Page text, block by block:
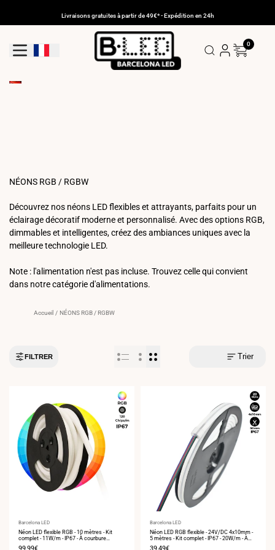
Livraisons gratuites à partir de 49€* - Expédition en 24h
Bouton De Géolocalisation: France
0
NÉONS RGB / RGBW
Découvrez nos néons LED flexibles et attrayants, parfaits pour un
éclairage décoratif moderne et personnalisé. Avec des options RGB,
dimmables et intelligentes, créez des ambiances uniques avec la
meilleure technologie LED.
Note : l'alimentation n'est pas incluse. Trouvez celle qui convient
dans notre catégorie d'alimentations.
Accueil / NÉONS RGB / RGBW
FILTRER Trier
Fournisseur
:
Barcelona LED
Néon LED flexible RGB - 10 mètres - Kit
complet - 11W/m - IP67 - À courbure
verticale
Fournisseur
:
Barcelona LED
Néon LED RGB flexible - 24V/DC 4x10mm -
5 mètres - Kit complet - IP67 - 20W/m - À
courbure latérale